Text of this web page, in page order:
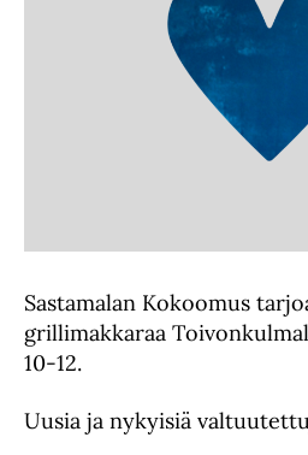
Sastamalan Kokoomus
grillimakkaraa
10-12.
Uusia ja nykyisiä